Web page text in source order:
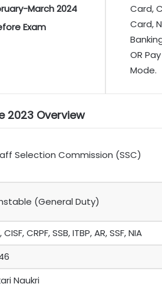
March 2024
Exam
Card,
Card,
OR
Mode.
2023 Overview
Selection Commission (SSC)
(General Duty)
CISF, CRPF, SSB, ITBP, AR, SSF, NIA
Naukri